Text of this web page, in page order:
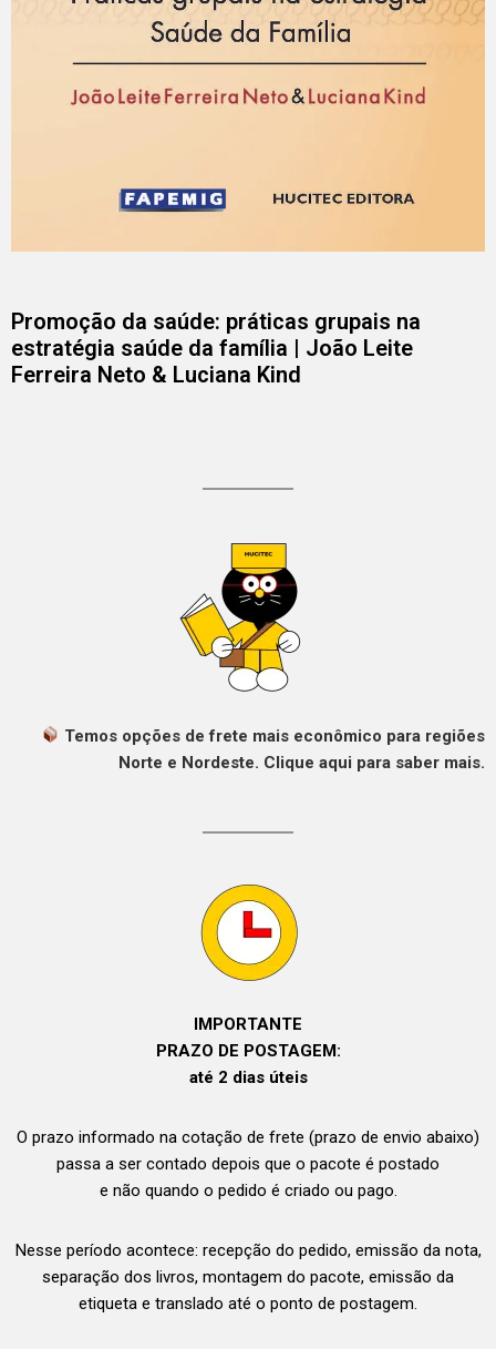
Promoção da saúde: práticas grupais na
estratégia saúde da família | João Leite
Ferreira Neto & Luciana Kind
Temos opções de frete mais econômico para regiões
Norte e Nordeste. Clique aqui para saber mais.
IMPORTANTE
PRAZO DE POSTAGEM:
até 2 dias úteis
O prazo informado na cotação de frete (prazo de envio abaixo)
passa a ser contado depois que o pacote é postado
e não quando o pedido é criado ou pago.
Nesse período acontece: recepção do pedido, emissão da nota,
separação dos livros, montagem do pacote, emissão da
etiqueta e translado até o ponto de postagem.